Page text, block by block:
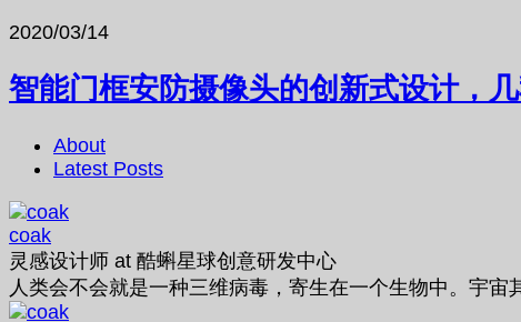
2020/03/14
智能门框安防摄像头的创新式设计，
About
Latest Posts
coak
灵感设计师 at 酷蝌星球创意研发中心
人类会不会就是一种三维病毒，寄生在一个生物中。宇宙